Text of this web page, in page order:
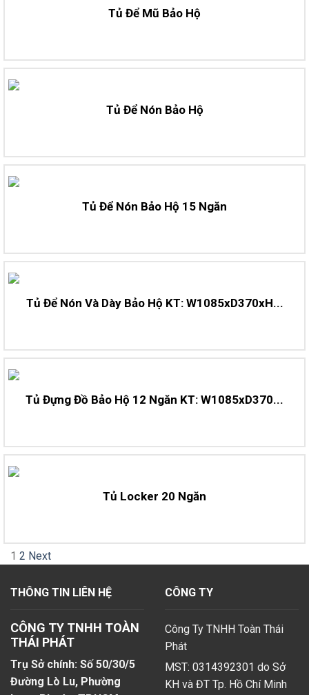
Tủ Để Mũ Bảo Hộ
Tủ Để Nón Bảo Hộ
Tủ Để Nón Bảo Hộ 15 Ngăn
Tủ Để Nón Và Dày Bảo Hộ KT: W1085xD370xH...
Tủ Đựng Đồ Bảo Hộ 12 Ngăn KT: W1085xD370...
Tủ Locker 20 Ngăn
1 2 Next
THÔNG TIN LIÊN HỆ
CÔNG TY TNHH TOÀN
THÁI PHÁT
Trụ Sở chính: Số 50/30/5
Đường Lò Lu, Phường
CÔNG TY
Công Ty TNHH Toàn Thái
Phát
MST: 0314392301 do Sở
KH và ĐT Tp. Hồ Chí Minh